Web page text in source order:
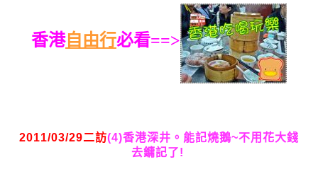
香港自由行必看==>
2011/03/29二訪(4)香港深井。能記燒鵝~不用花大錢
去鏞記了!